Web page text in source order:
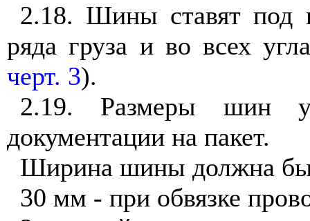
2.18. Шины ставят под
ряда груза и во всех
черт. 3).
2.19. Размеры шин
документации на пакет.
Ширина шины должна
30 мм - при обвязке